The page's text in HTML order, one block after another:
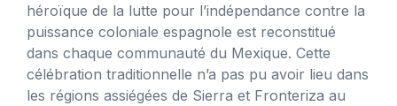
héroïque de la lutte pour l’indépendance contre la
puissance coloniale espagnole est reconstitué
dans chaque communauté du Mexique. Cette
célébration traditionnelle n’a pas pu avoir lieu dans
les régions assiégées de Sierra et Fronteriza au